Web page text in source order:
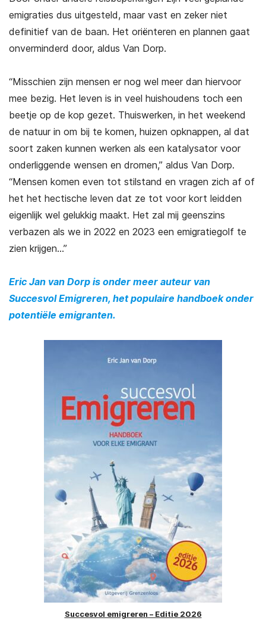
emigraties dus uitgesteld, maar vast en zeker niet
definitief van de baan. Het oriënteren en plannen gaat
onverminderd door, aldus Van Dorp.
“Misschien zijn mensen er nog wel meer dan hiervoor
mee bezig. Het leven is in veel huishoudens toch een
beetje op de kop gezet. Thuiswerken, in het weekend
de natuur in om bij te komen, huizen opknappen, al dat
soort zaken kunnen werken als een katalysator voor
onderliggende wensen en dromen,” aldus Van Dorp.
“Mensen komen even tot stilstand en vragen zich af of
het het hectische leven dat ze tot voor kort leidden
eigenlijk wel gelukkig maakt. Het zal mij geenszins
verbazen als we in 2022 en 2023 een emigratiegolf te
zien krijgen…”
Eric Jan van Dorp is onder meer auteur van
Succesvol Emigreren, het populaire handboek onder
potentiële emigranten.
Succesvol emigreren – Editie 2026